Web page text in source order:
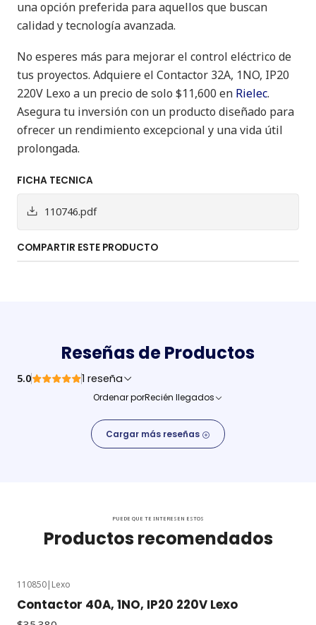
una opción preferida para aquellos que buscan
calidad y tecnología avanzada.
No esperes más para mejorar el control eléctrico de
tus proyectos. Adquiere el Contactor 32A, 1NO, IP20
220V Lexo a un precio de solo $11,600 en Rielec.
Asegura tu inversión con un producto diseñado para
ofrecer un rendimiento excepcional y una vida útil
prolongada.
FICHA TECNICA
110746.pdf
COMPARTIR ESTE PRODUCTO
Reseñas de Productos
5.0 1 reseña
Ordenar porRecién llegados
Cargar más reseñas
PUEDE QUE TE INTERESEN ESTOS
Productos recomendados
110850| Lexo
Contactor 40A, 1NO, IP20 220V Lexo